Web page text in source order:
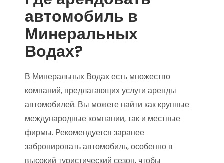
автомобиль в
Минеральных
Водах?
В Минеральных Водах есть множество
компаний, предлагающих услуги аренды
автомобилей. Вы можете найти как крупные
международные компании, так и местные
фирмы. Рекомендуется заранее
забронировать автомобиль, особенно в
высокий туристический сезон, чтобы